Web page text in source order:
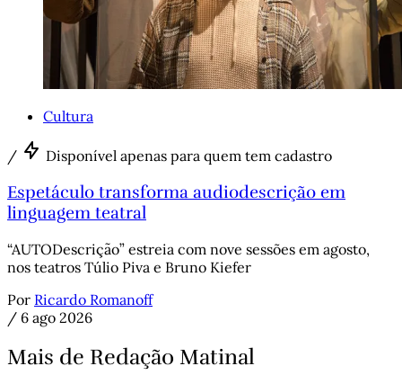
Cultura
/ Disponível apenas para quem tem cadastro
Espetáculo transforma audiodescrição em
linguagem teatral
“AUTODescrição” estreia com nove sessões em agosto,
nos teatros Túlio Piva e Bruno Kiefer
Por Ricardo Romanoff
/ 6 ago 2026
Mais de Redação Matinal